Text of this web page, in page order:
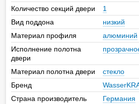
Количество секций двери
1
Вид поддона
низкий
Материал профиля
алюминий
Исполнение полотна
двери
Материал полотна двери
стекло
Бренд
Страна производитель
Германия